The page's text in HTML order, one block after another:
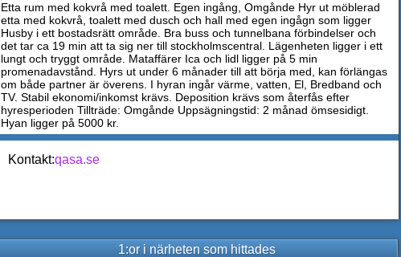
Etta rum med kokvrå med toalett. Egen ingång, Omgånde Hyr ut möblerad
etta med kokvrå, toalett med dusch och hall med egen ingågn som ligger
Husby i ett bostadsrätt område. Bra buss och tunnelbana förbindelser och
det tar ca 19 min att ta sig ner till stockholmscentral. Lägenheten ligger i ett
lungt och tryggt område. Mataffärer Ica och lidl ligger på 5 min
promenadavstånd. Hyrs ut under 6 månader till att börja med, kan förlängas
om både partner är överens. I hyran ingår värme, vatten, El, Bredband och
TV. Stabil ekonomi/inkomst krävs. Deposition krävs som återfås efter
hyresperioden Tillträde: Omgånde Uppsägningstid: 2 månad ömsesidigt.
Hyan ligger på 5000 kr.
Kontakt:qasa.se
1:or i närheten som hittades